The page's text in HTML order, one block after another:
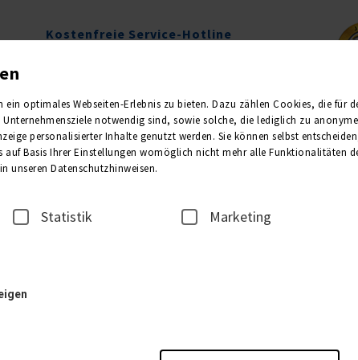
Kostenfreie Service-Hotline
Newsletter Kataloge
A-ROSA VIVA
ein optimales Webseiten-Erlebnis zu bieten. Dazu zählen Cookies, die für
notwendig sind, sowie solche, die lediglich zu
personalisierter Inhalte genutzt werden. Sie können selbst
auf Basis Ihrer Einstellungen womöglich nicht mehr alle Funktionalitäten
unseren Datenschutzhinweisen.
Statistik Marketing